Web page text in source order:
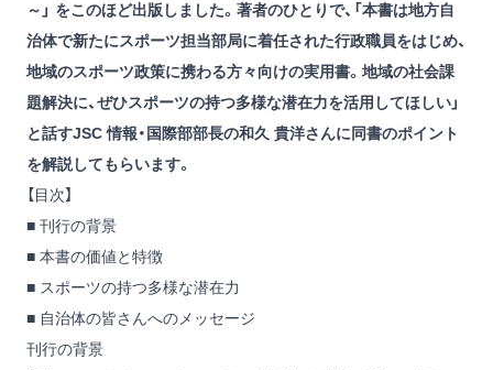
～」 をこのほど出版しました。著者のひとりで、「本書は地方自
治体で新たにスポーツ担当部局に着任された行政職員をはじめ、
地域のスポーツ政策に携わる方々向けの実用書。地域の社会課
題解決に、ぜひスポーツの持つ多様な潜在力を活用してほしい」
と話すJSC 情報・国際部部長の和久 貴洋さんに同書のポイント
を解説してもらいます。
【目次】
■ 刊行の背景
■ 本書の価値と特徴
■ スポーツの持つ多様な潜在力
■ 自治体の皆さんへのメッセージ
刊行の背景